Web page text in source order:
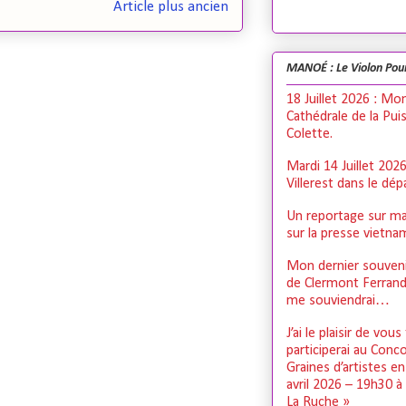
Article plus ancien
MANOÉ : Le Violon
18 Juillet 2026 :
Cathédrale de la
Colette.
Mardi 14 Juillet
Villerest dans le
Un reportage sur
sur la presse
Mon dernier
de Clermont
me souviendrai…
J’ai le plaisir de
participerai au
Graines d’artistes
avril 2026 – 19h30
La Ruche »